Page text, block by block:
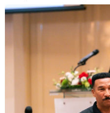
We hope to have some exciting